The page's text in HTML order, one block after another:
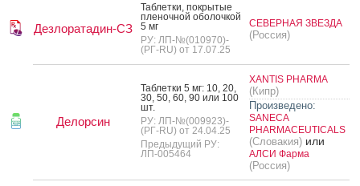
Дезлоратадин-СЗ
Таб­летки, пок­ры­тые
пле­ноч­ной обо­лоч­кой
5 мг
РУ: ЛП-№(010970)-
(РГ-RU) от 17.07.25
СЕВЕРНАЯ ЗВЕЗДА
(Россия)
Делорсин
Таб­летки 5 мг: 10, 20,
30, 50, 60, 90 или 100
шт.
РУ: ЛП-№(009923)-
(РГ-RU) от 24.04.25
Предыдущий РУ:
ЛП-005464
XANTIS PHARMA
(Кипр)
Произведено:
SANECA
PHARMACEUTICALS
(Словакия) или
АЛСИ Фарма
(Россия)